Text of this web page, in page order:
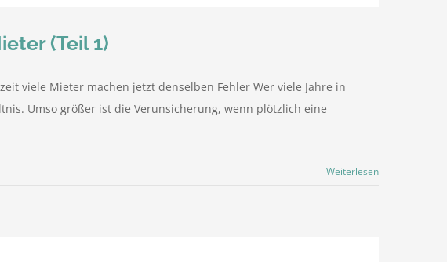
(Teil 1)
viele Mieter machen jetzt denselben Fehler Wer viele Jahre in
Umso größer ist die Verunsicherung, wenn plötzlich eine
Weiterlesen